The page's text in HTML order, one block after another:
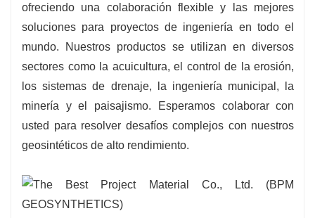
ofreciendo una colaboración flexible y las mejores
soluciones para proyectos de ingeniería en todo el
mundo. Nuestros productos se utilizan en diversos
sectores como la acuicultura, el control de la erosión,
los sistemas de drenaje, la ingeniería municipal, la
minería y el paisajismo. Esperamos colaborar con
usted para resolver desafíos complejos con nuestros
geosintéticos de alto rendimiento.